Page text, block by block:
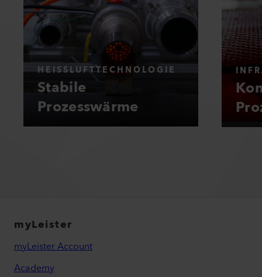
HEISSLUFTTECHNOLOGIE
Stabile
Prozesswärme
myLeister
myLeister Account
Academy